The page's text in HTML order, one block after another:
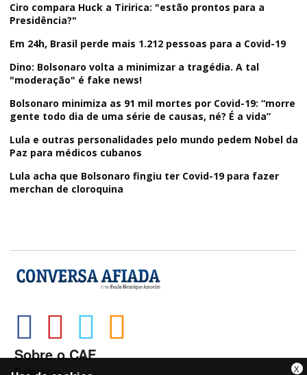
Ciro compara Huck a Tiririca: "estão prontos para a
Presidência?"
Em 24h, Brasil perde mais 1.212 pessoas para a Covid-19
Dino: Bolsonaro volta a minimizar a tragédia. A tal
"moderação" é fake news!
Bolsonaro minimiza as 91 mil mortes por Covid-19: “morre
gente todo dia de uma série de causas, né? É a vida”
Lula e outras personalidades pelo mundo pedem Nobel da
Paz para médicos cubanos
Lula acha que Bolsonaro fingiu ter Covid-19 para fazer
merchan de cloroquina
Sobre o CAF
X